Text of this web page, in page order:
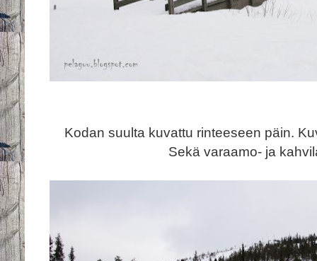
Kodan suulta kuvattu rinteeseen päin.
Sekä varaamo- ja